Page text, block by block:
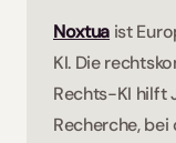
Noxtua ist
KI. Die
Rechts-KI hilft
Recherche,